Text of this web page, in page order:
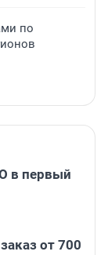
по
в первый
от 700